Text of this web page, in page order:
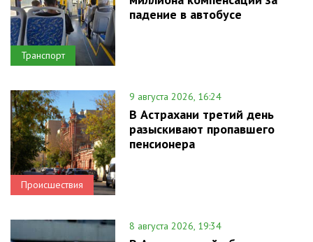
Транспорт
падение в автобусе
Происшествия
9 августа 2026, 16:24
В Астрахани третий день
разыскивают пропавшего
пенсионера
8 августа 2026, 19:34